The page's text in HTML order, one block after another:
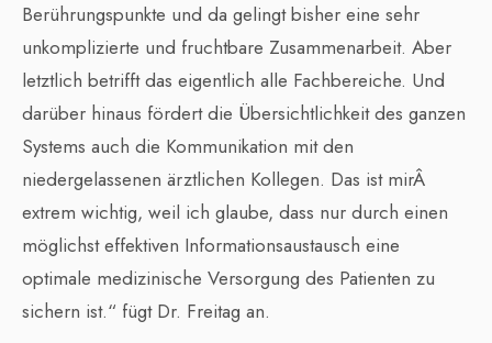
Berührungspunkte und da gelingt bisher eine sehr
unkomplizierte und fruchtbare Zusammenarbeit. Aber
letztlich betrifft das eigentlich alle Fachbereiche. Und
darüber hinaus fördert die Übersichtlichkeit des ganzen
Systems auch die Kommunikation mit den
niedergelassenen ärztlichen Kollegen. Das ist mirÂ
extrem wichtig, weil ich glaube, dass nur durch einen
möglichst effektiven Informationsaustausch eine
optimale medizinische Versorgung des Patienten zu
sichern ist.“ fügt Dr. Freitag an.